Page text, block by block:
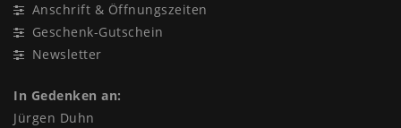
Anschrift & Öffnungszeiten
Geschenk-Gutschein
Newsletter
In Gedenken an:
Jürgen Duhn